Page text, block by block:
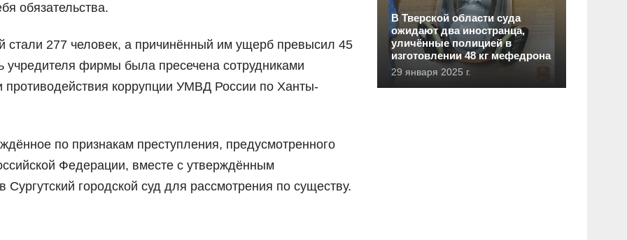
обязательства.
стали 277 человек, а причинённый им ущерб превысил 45
учредителя фирмы была пресечена сотрудниками
противодействия коррупции УМВД России по Ханты-
по признакам преступления, предусмотренного
Федерации, вместе с утверждённым
городской суд для рассмотрения по существу.
В Тверской области суда
ожидают два иностранца,
уличённые полицией в
изготовлении 48 кг мефедрона
29 января 2025 г.